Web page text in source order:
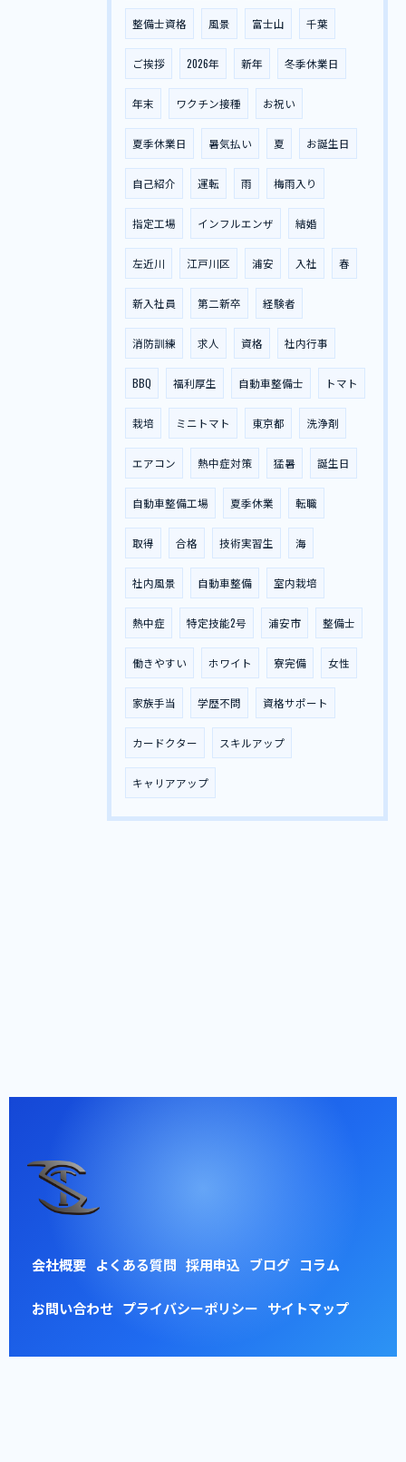
整備士資格 風景 富士山 千葉
ご挨拶 2026年 新年 冬季休業日
年末 ワクチン接種 お祝い
夏季休業日 暑気払い 夏 お誕生日
自己紹介 運転 雨 梅雨入り
指定工場 インフルエンザ 結婚
左近川 江戸川区 浦安 入社 春
新入社員 第二新卒 経験者
消防訓練 求人 資格 社内行事
BBQ 福利厚生 自動車整備士 トマト
栽培 ミニトマト 東京都 洗浄剤
エアコン 熱中症対策 猛暑 誕生日
自動車整備工場 夏季休業 転職
取得 合格 技術実習生 海
社内風景 自動車整備 室内栽培
熱中症 特定技能2号 浦安市 整備士
働きやすい ホワイト 寮完備 女性
家族手当 学歴不問 資格サポート
カードクター スキルアップ
キャリアアップ
会社概要 よくある質問 採用申込 ブログ コラム
お問い合わせ プライバシーポリシー サイトマップ